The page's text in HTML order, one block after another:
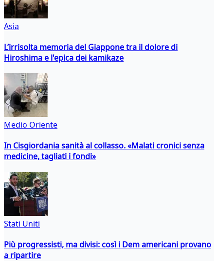
Asia
L’irrisolta memoria del Giappone tra il dolore di
Hiroshima e l'epica dei kamikaze
Medio Oriente
In Cisgiordania sanità al collasso. «Malati cronici senza
medicine, tagliati i fondi»
Stati Uniti
Più progressisti, ma divisi: così i Dem americani provano
a ripartire